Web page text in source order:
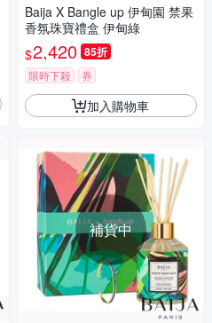
Baija X Bangle up 伊甸園 禁果
香氛珠寶禮盒 伊甸綠
$2,420 85折
限時下殺 券
加入購物車
補貨中